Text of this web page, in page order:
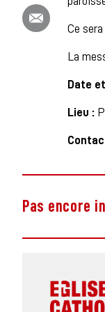
Ce
La
Date
Lieu :
Pas encore